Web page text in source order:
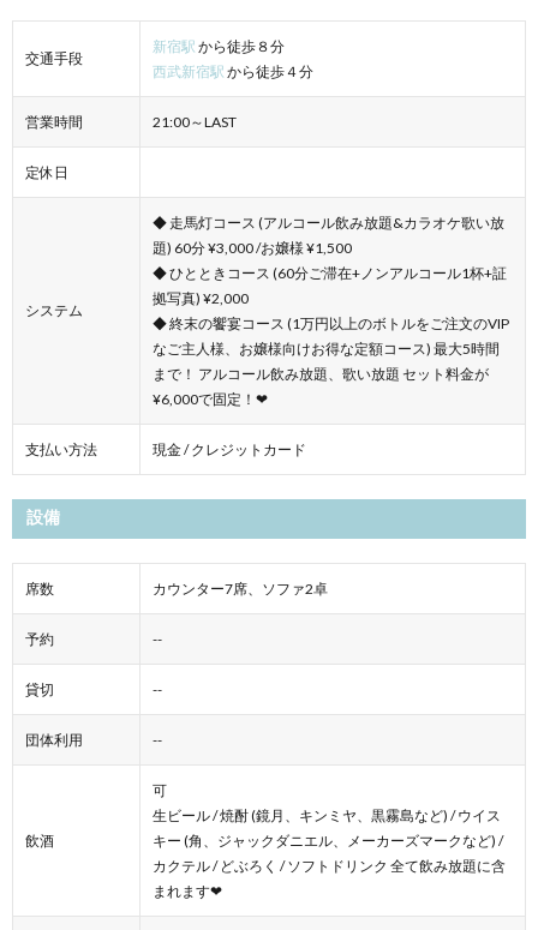
交通手段
新宿駅 から徒歩８分
西武新宿駅 から徒歩４分
営業時間 21:00～LAST
定休日
システム
◆ 走馬灯コース (アルコール飲み放題&カラオケ歌い放
題) 60分 ¥3,000 /お嬢様 ¥1,500
◆ ひとときコース (60分ご滞在+ノンアルコール1杯+証
拠写真) ¥2,000
◆ 終末の饗宴コース (1万円以上のボトルをご注文のVIP
なご主人様、お嬢様向けお得な定額コース) 最大5時間
まで！ アルコール飲み放題、歌い放題 セット料金が
¥6,000で固定！❤︎
支払い方法 現金 / クレジットカード
設備
席数 カウンター7席、ソファ2卓
予約 --
貸切 --
団体利用 --
飲酒
可
生ビール / 焼酎 (鏡月、キンミヤ、黒霧島など) / ウイス
キー (角、ジャックダニエル、メーカーズマークなど) /
カクテル / どぶろく / ソフトドリンク 全て飲み放題に含
まれます❤︎